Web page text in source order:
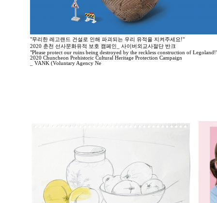
"무리한 레고랜드 건설로 인해 파괴되는 우리 유적을 지켜주세요!"
2020 춘천 선사문화유적 보호 캠페인_ 사이버외교사절단 반크
"Please protect our ruins being destroyed by the reckless construction of
2020 Chuncheon Prehistoric Cultural Heritage Protection Campaign
_ VANK (Voluntary Agency Ne